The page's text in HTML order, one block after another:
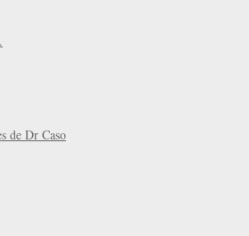
de Dr Caso